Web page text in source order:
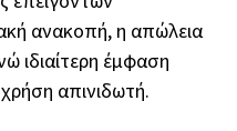
ανακοπή, η απώλεια
ιδιαίτερη έμφαση
απινιδωτή.